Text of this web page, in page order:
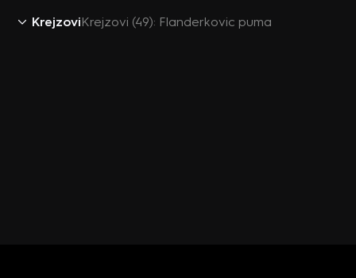
KrejzoviKrejzovi (49): Flanderkovic puma